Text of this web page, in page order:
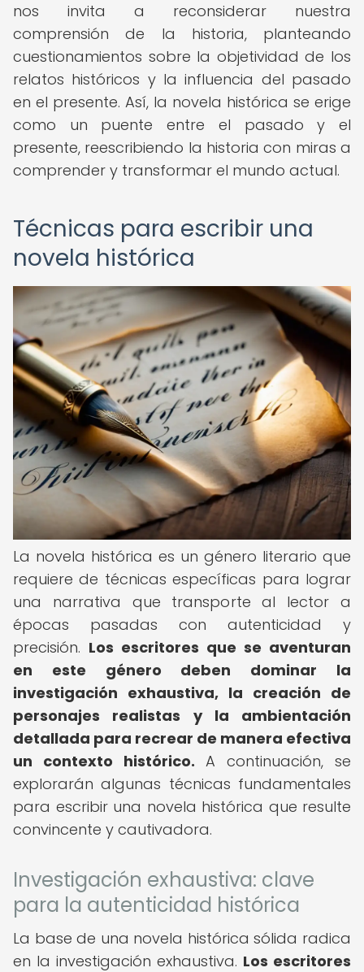
nos invita a reconsiderar nuestra
comprensión de la historia, planteando
cuestionamientos sobre la objetividad de los
relatos históricos y la influencia del pasado
en el presente. Así, la novela histórica se erige
como un puente entre el pasado y el
presente, reescribiendo la historia con miras a
comprender y transformar el mundo actual.
Técnicas para escribir una
novela histórica
La novela histórica es un género literario que
requiere de técnicas específicas para lograr
una narrativa que transporte al lector a
épocas pasadas con autenticidad y
precisión. Los escritores que se aventuran
en este género deben dominar la
investigación exhaustiva, la creación de
personajes realistas y la ambientación
detallada para recrear de manera efectiva
un contexto histórico. A continuación, se
explorarán algunas técnicas fundamentales
para escribir una novela histórica que resulte
convincente y cautivadora.
Investigación exhaustiva: clave
para la autenticidad histórica
La base de una novela histórica sólida radica
en la investigación exhaustiva. Los escritores